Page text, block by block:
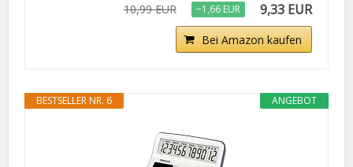
10,99 EUR −1,66 EUR 9,33 EUR
Bei Amazon kaufen
ANGEBOT
BESTSELLER NR. 6